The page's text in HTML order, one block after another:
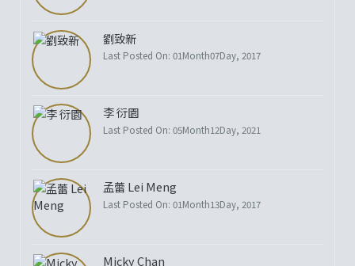
劉致新
Last Posted On: 01Month07Day, 2017
李 衍園
Last Posted On: 05Month12Day, 2021
孟蕾 Lei Meng
Last Posted On: 01Month13Day, 2017
Micky Chan